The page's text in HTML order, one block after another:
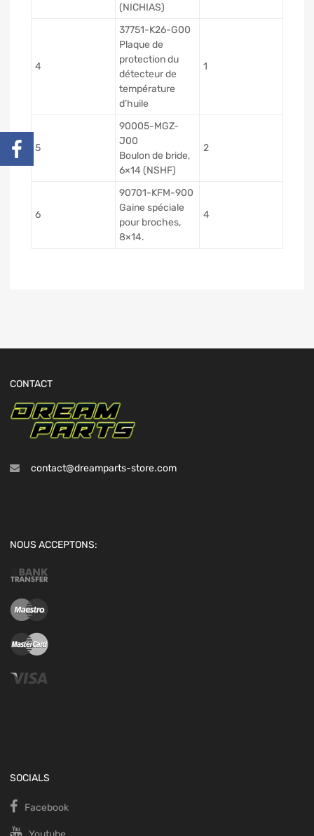
(NICHIAS)
4
37751-K26-G00
Plaque de
protection du
détecteur de
température
d’huile
1
5
90005-MGZ-
J00
Boulon de bride,
6×14 (NSHF)
2
6
90701-KFM-900
Gaine spéciale
pour broches,
8×14.
4
CONTACT
contact@dreamparts-store.com
NOUS ACCEPTONS:
SOCIALS
Facebook